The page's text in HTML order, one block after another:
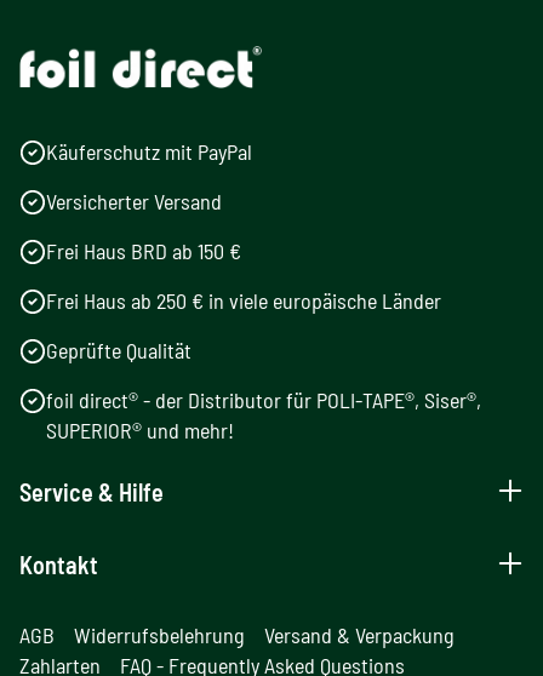
Käuferschutz mit PayPal
Versicherter Versand
Frei Haus BRD ab 150 €
Frei Haus ab 250 € in viele europäische Länder
Geprüfte Qualität
foil direct® - der Distributor für POLI-TAPE®, Siser®,
SUPERIOR® und mehr!
Service & Hilfe
Kontakt
AGB Widerrufsbelehrung
Versand & Verpackung
Zahlarten
FAQ - Frequently Asked Questions